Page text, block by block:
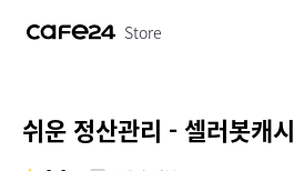
Store
쉬운 정산관리 - 셀러봇캐시